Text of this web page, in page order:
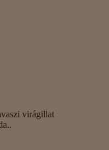
virágillat